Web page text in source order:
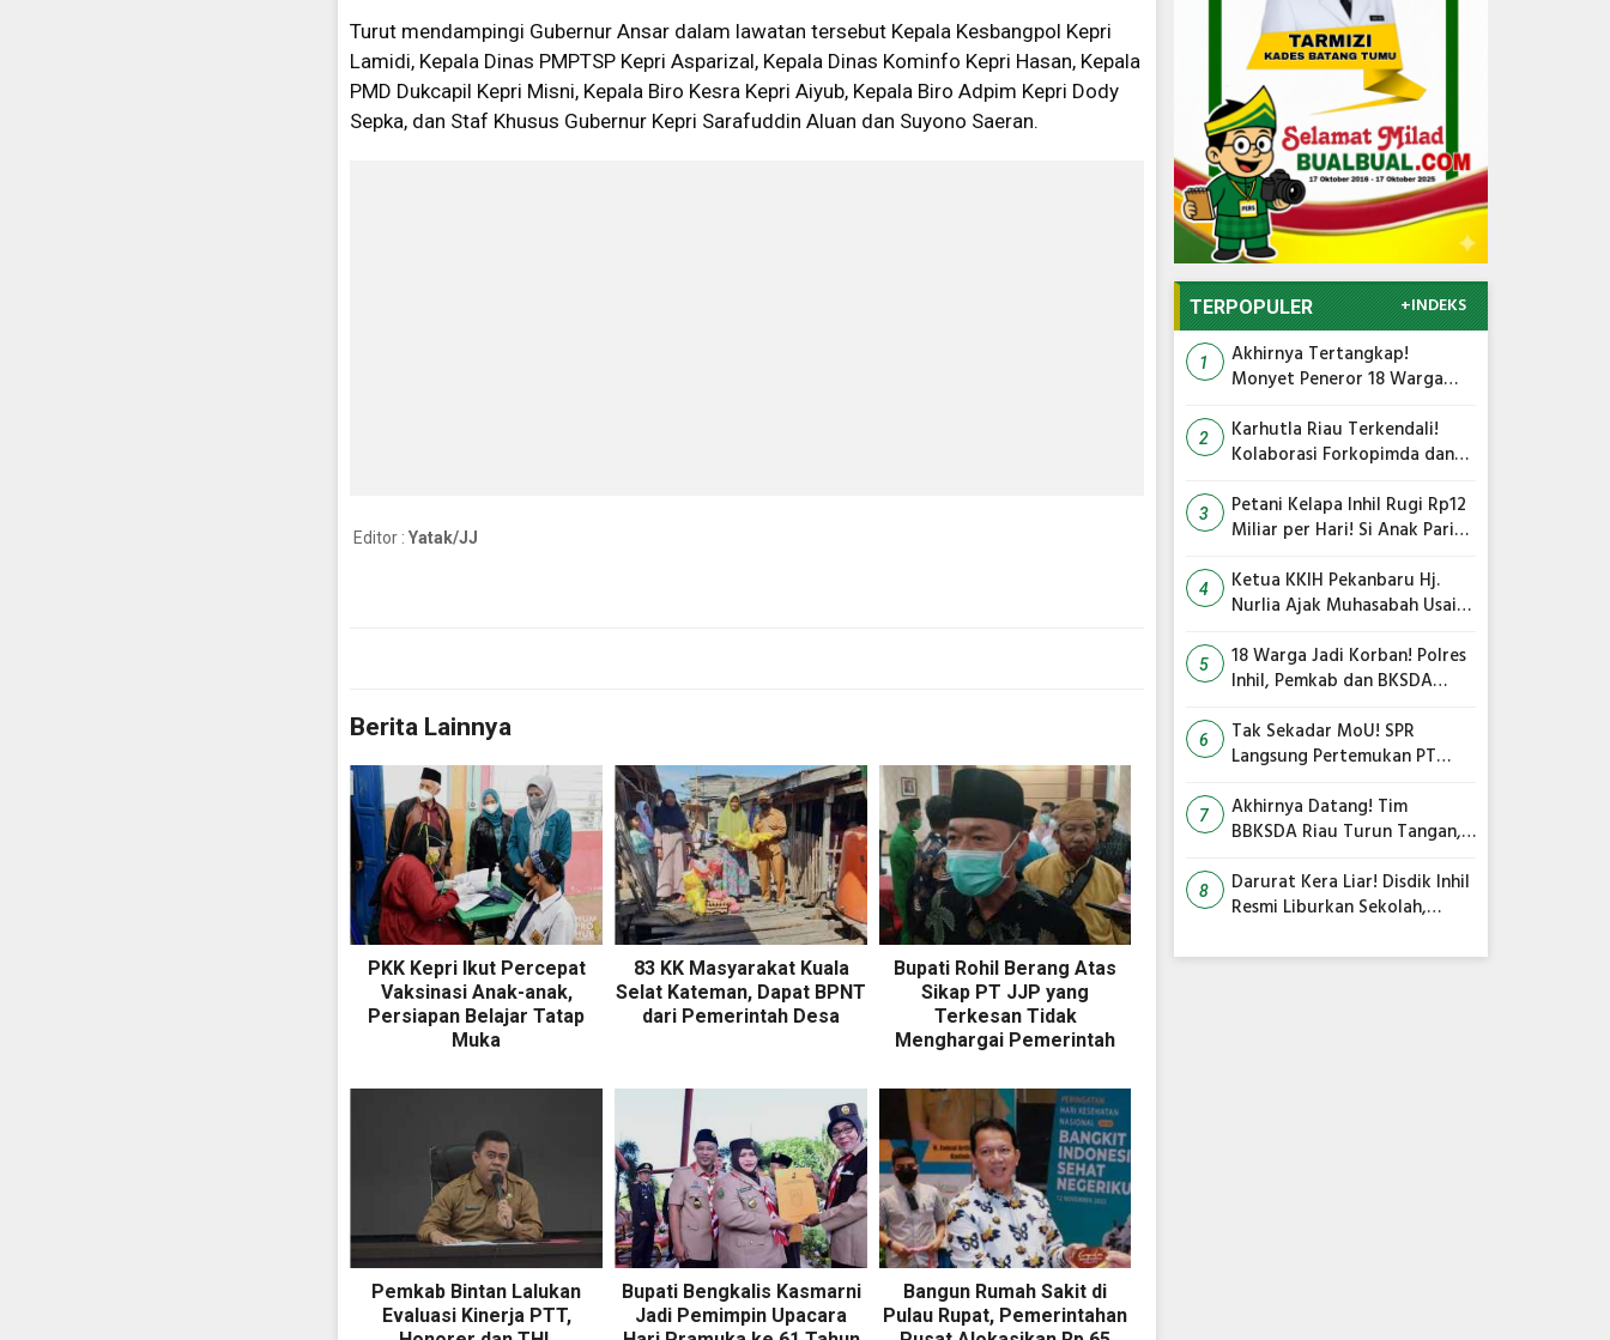
Turut mendampingi Gubernur Ansar dalam lawatan tersebut Kepala Kesbangpol Kepri
Lamidi, Kepala Dinas PMPTSP Kepri Asparizal, Kepala Dinas Kominfo Kepri Hasan, Kepala
PMD Dukcapil Kepri Misni, Kepala Biro Kesra Kepri Aiyub, Kepala Biro Adpim Kepri Dody
Sepka, dan Staf Khusus Gubernur Kepri Sarafuddin Aluan dan Suyono Saeran.
Editor : Yatak/JJ
Berita Lainnya
PKK Kepri Ikut Percepat
Vaksinasi Anak-anak,
Persiapan Belajar Tatap
Muka
83 KK Masyarakat Kuala
Selat Kateman, Dapat BPNT
dari Pemerintah Desa
Bupati Rohil Berang Atas
Sikap PT JJP yang
Terkesan Tidak
Menghargai Pemerintah
Pemkab Bintan Lalukan
Evaluasi Kinerja PTT,
Bupati Bengkalis Kasmarni
Jadi Pemimpin Upacara
Bangun Rumah Sakit di
Pulau Rupat, Pemerintahan
TERPOPULER +INDEKS
1
Akhirnya Tertangkap!
Monyet Peneror 18 Warga
2
Karhutla Riau Terkendali!
Kolaborasi Forkopimda dan
Utama
3
Petani Kelapa Inhil Rugi Rp12
Miliar per Hari! Si Anak Parit
Terus Anjlok
4
Ketua KKIH Pekanbaru Hj.
Nurlia Ajak Muhasabah Usai
Serangan Monyet di
Tembilahan
5
18 Warga Jadi Korban! Polres
Inhil, Pemkab dan BKSDA
Peneror Tembilahan
6
Tak Sekadar MoU! SPR
Langsung Pertemukan PT
dan Ibnu Sina Bahas Kerja
Sama Pengelolaan Limbah
7
Akhirnya Datang! Tim
BBKSDA Riau Turun Tangan,
Siap Diakhiri
8
Darurat Kera Liar! Disdik Inhil
Resmi Liburkan Sekolah,